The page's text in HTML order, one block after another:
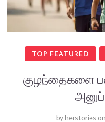
TOP FEATURED
குழந்தைகளை
byherstories on